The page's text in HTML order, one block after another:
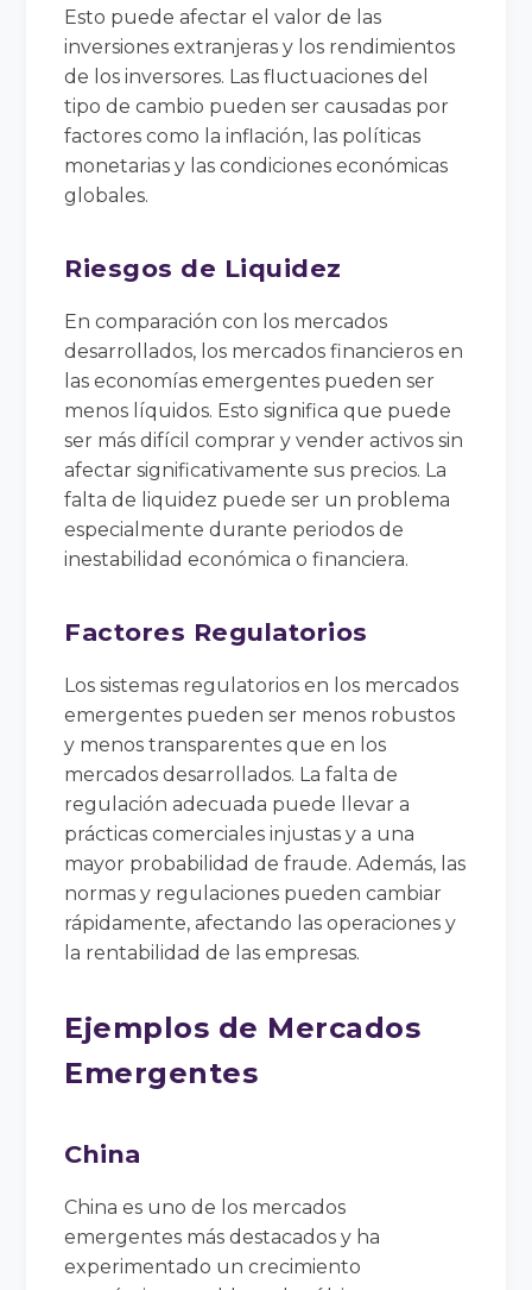
Esto puede afectar el valor de las
inversiones extranjeras y los rendimientos
de los inversores. Las fluctuaciones del
tipo de cambio pueden ser causadas por
factores como la inflación, las políticas
monetarias y las condiciones económicas
globales.
Riesgos de Liquidez
En comparación con los mercados
desarrollados, los mercados financieros en
las economías emergentes pueden ser
menos líquidos. Esto significa que puede
ser más difícil comprar y vender activos sin
afectar significativamente sus precios. La
falta de liquidez puede ser un problema
especialmente durante periodos de
inestabilidad económica o financiera.
Factores Regulatorios
Los sistemas regulatorios en los mercados
emergentes pueden ser menos robustos
y menos transparentes que en los
mercados desarrollados. La falta de
regulación adecuada puede llevar a
prácticas comerciales injustas y a una
mayor probabilidad de fraude. Además, las
normas y regulaciones pueden cambiar
rápidamente, afectando las operaciones y
la rentabilidad de las empresas.
Ejemplos de Mercados
Emergentes
China
China es uno de los mercados
emergentes más destacados y ha
experimentado un crecimiento